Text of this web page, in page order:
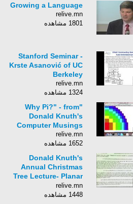
Growing a Language
relive.mn
1801 مشاهده
Stanford Seminar -
Krste Asanović of UC
Berkeley
relive.mn
1324 مشاهده
"Why Pi?" - from
Donald Knuth's
Computer Musings
relive.mn
1652 مشاهده
Donald Knuth's
Annual Christmas
Tree Lecture- Planar
Graphs and Ternary
Trees
relive.mn
1448 مشاهده